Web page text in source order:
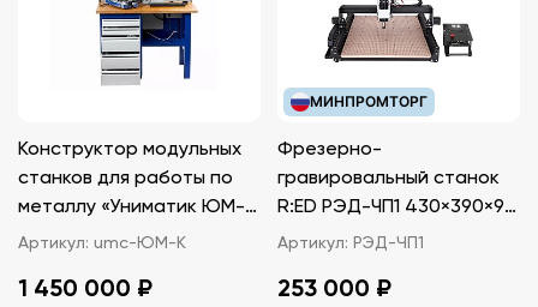
Конструктор модульных
станков для работы по
металлу «Униматик ЮМ-
К»
Артикул: umc-ЮМ-К
1 450 000 ₽
МИНПРОМТОРГ
Фрезерно-
гравировальный станок
R:ED РЭД-ЧП1 430×390×90
мм
Артикул: РЭД-ЧП1
253 000 ₽